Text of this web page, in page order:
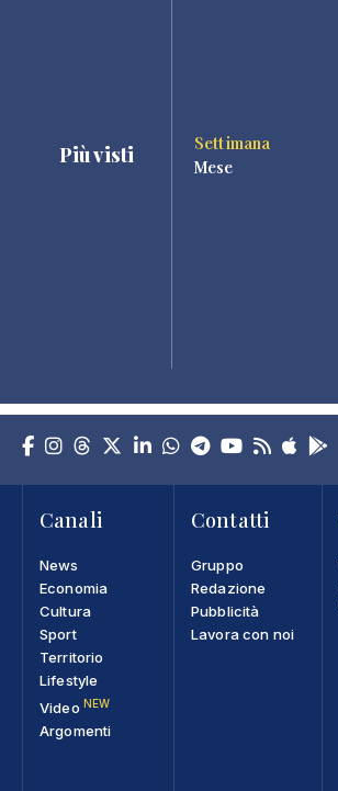
Più visti
Settimana
Mese
Canali
News
Economia
Cultura
Sport
Territorio
Lifestyle
Video NEW
Argomenti
Contatti
Gruppo
Redazione
Pubblicità
Lavora con noi